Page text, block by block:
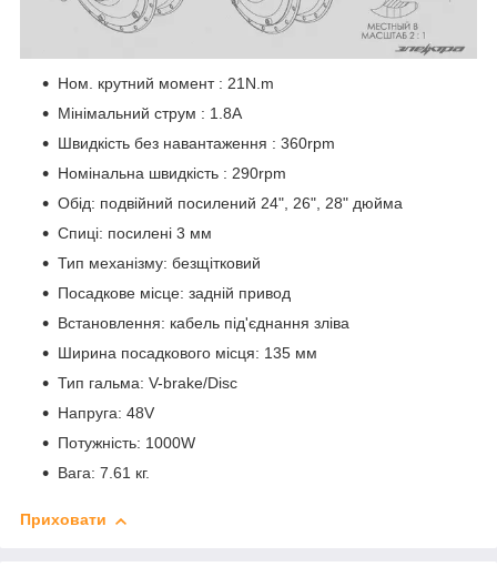
Ном. крутний момент : 21N.m
Мінімальний струм : 1.8A
Швидкість без навантаження : 360rpm
Номінальна швидкість : 290rpm
Обід: подвійний посилений 24", 26", 28" дюйма
Спиці: посилені 3 мм
Тип механізму: безщітковий
Посадкове місце: задній привод
Встановлення: кабель під'єднання зліва
Ширина посадкового місця: 135 мм
Тип гальма: V-brake/Disc
Напруга: 48V
Потужність: 1000W
Вага: 7.61 кг.
Приховати